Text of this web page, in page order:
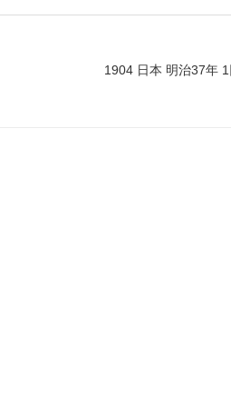
1904 日本 明治37年